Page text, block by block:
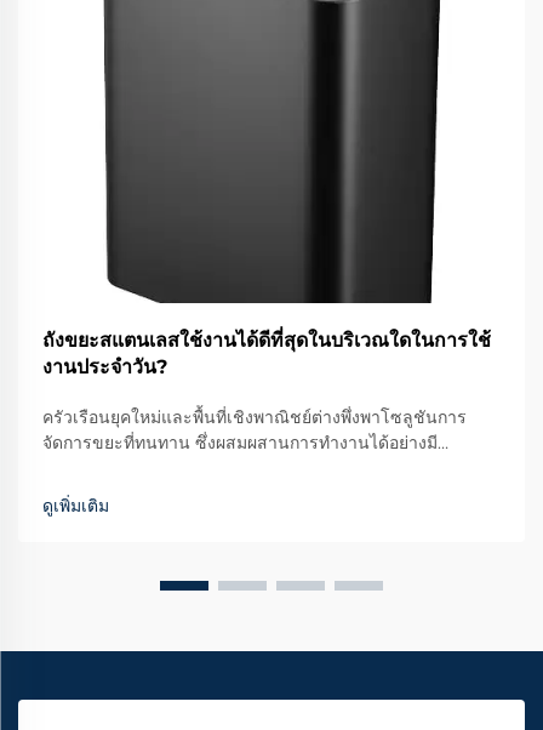
ถังขยะสแตนเลสใช้งานได้ดีที่สุดในบริเวณใดในการใช้
งานประจำวัน?
ครัวเรือนยุคใหม่และพื้นที่เชิงพาณิชย์ต่างพึ่งพาโซลูชันการ
จัดการขยะที่ทนทาน ซึ่งผสมผสานการทำงานได้อย่างมี
ตัวแทนของจุดรวมที่ลงตัวระหว่างความทนทาน ความสะอาด
และรูปลักษณ์ที่ทันสมัย
ดูเพิ่มเติม